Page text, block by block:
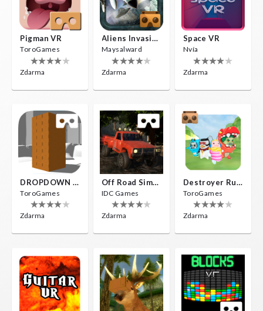
Pigman VR
ToroGames
Zdarma
Aliens Invasion VR
Maysalward
Zdarma
Space VR
Nvía
Zdarma
DROPDOWN VR
ToroGames
Zdarma
Off Road Simulator VR
IDC Games
Zdarma
Destroyer Run VR
ToroGames
Zdarma